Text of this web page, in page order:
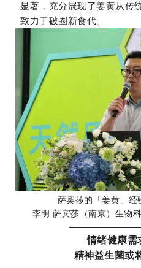
显著，充分展现了姜黄从传
致力于破圈新食代。
萨宾莎的「姜黄」经
李明 萨宾莎（南京）生物
情绪健康需
精神益生菌或